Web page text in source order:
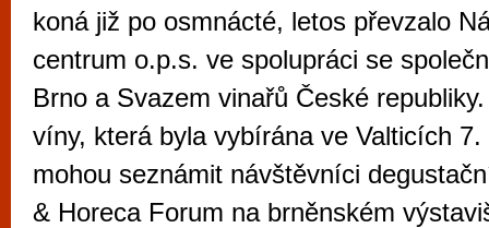
koná již po osmnácté, letos převzalo
centrum o.p.s. ve spolupráci se
Brno a Svazem vinařů České
víny, která byla vybírána ve Valticích
mohou seznámit návštěvníci
& Horeca Forum na brněnském
Brno je
zajímavé
restaurace,
Mimo jiné je ale také místem, kde si
vyzkoušet různé kasinové hry. V
metropoli naleznete širokou nabídku her
po moderní automaty jak pro pravidelné
příležitostné hráče. V...